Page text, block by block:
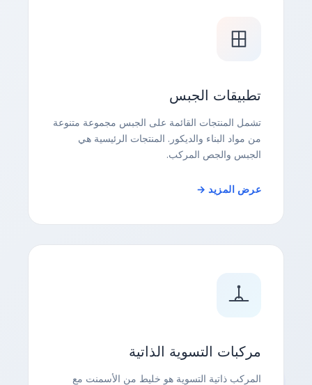
تطبيقات الجبس
تشمل المنتجات القائمة على الجبس مجموعة متنوعة
من مواد البناء والديكور. المنتجات الرئيسية هي
الجبس والجص المركب.
عرض المزيد →
مركبات التسوية الذاتية
المركب ذاتية التسوية هو خليط من الأسمنت مع